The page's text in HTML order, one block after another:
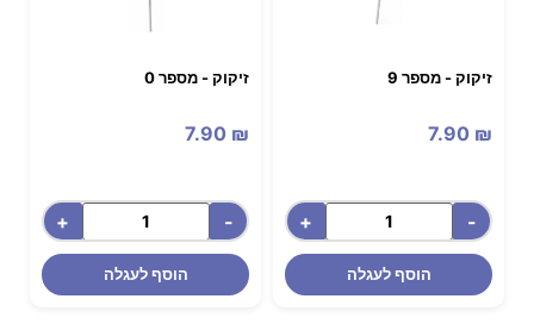
זיקוק - מספר 9
7.90 ₪
-
+
הוסף לעגלה
זיקוק - מספר 0
7.90 ₪
-
+
הוסף לעגלה